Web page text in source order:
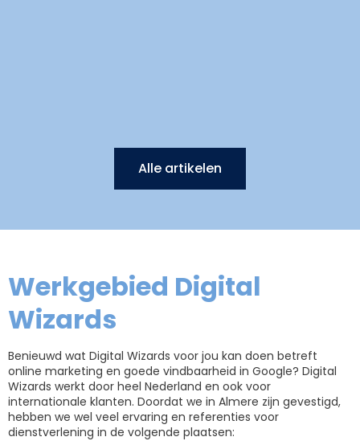
Alle artikelen
Werkgebied Digital
Wizards
Benieuwd wat Digital Wizards voor jou kan doen betreft
online marketing en goede vindbaarheid in Google? Digital
Wizards werkt door heel Nederland en ook voor
internationale klanten. Doordat we in Almere zijn gevestigd,
hebben we wel veel ervaring en referenties voor
dienstverlening in de volgende plaatsen: